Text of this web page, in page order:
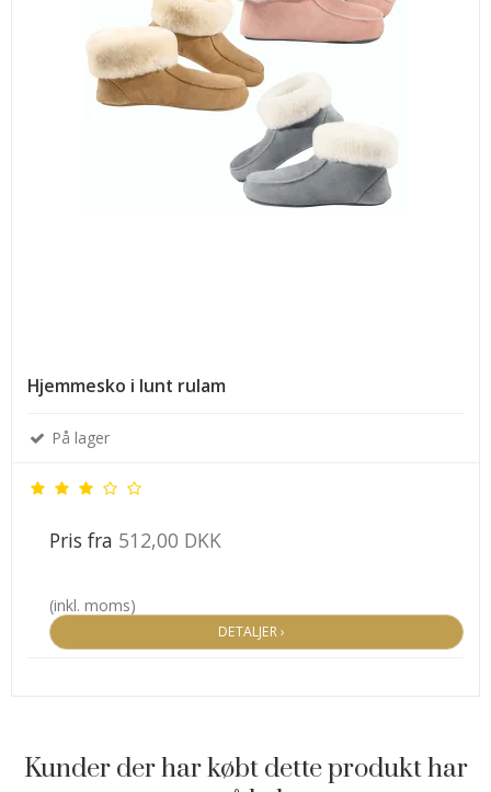
Hjemmesko i lunt rulam
På lager
Pris fra 512,00 DKK
(inkl. moms)
DETALJER ›
Kunder der har købt dette produkt har